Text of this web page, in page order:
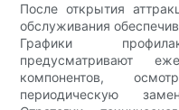
После открытия
обслуживания
Графики
предусматривают
компонентов,
периодическую